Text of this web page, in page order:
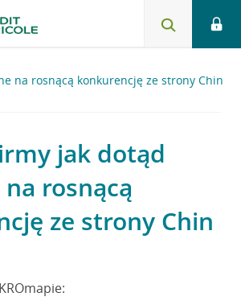
na rosnącą konkurencję ze strony Chin
jak dotąd
rosnącą
ze strony Chin